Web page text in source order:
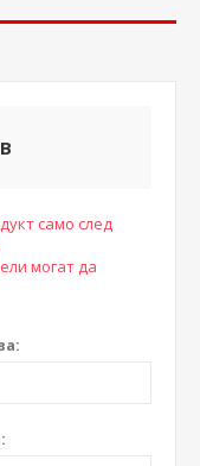
само след
могат да